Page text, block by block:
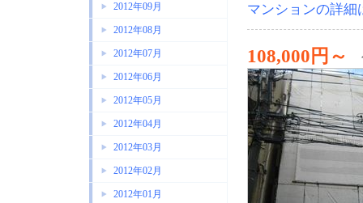
マンションの詳細
108,000円～
2012年09月
2012年08月
2012年07月
2012年06月
2012年05月
2012年04月
2012年03月
2012年02月
2012年01月